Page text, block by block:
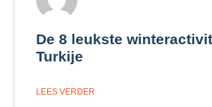
De 8 leukste
Turkije
LEES VERDER